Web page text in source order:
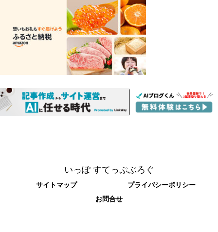
いっぽ すてっぷぶろぐ
サイトマップ
プライバシーポリシー
お問合せ